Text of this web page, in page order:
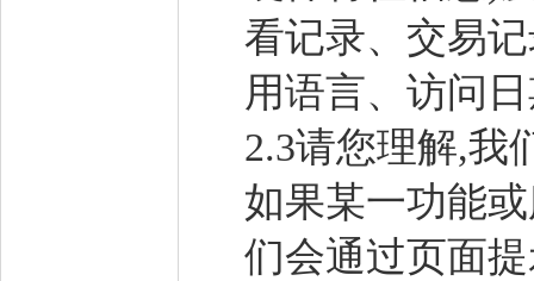
看记录、交易
用语言、访问
2.3请您理解,我
如果某一功能
们会通过页面